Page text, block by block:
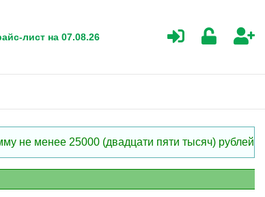
лист на 07.08.26
не менее 25000 (двадцати пяти тысяч) рублей